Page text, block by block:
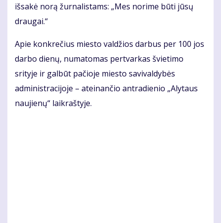
išsakė norą žurnalistams: „Mes norime būti jūsų
draugai.“
Apie konkrečius miesto valdžios darbus per 100 jos
darbo dienų, numatomas pertvarkas švietimo
srityje ir galbūt pačioje miesto savivaldybės
administracijoje – ateinančio antradienio „Alytaus
naujienų“ laikraštyje.